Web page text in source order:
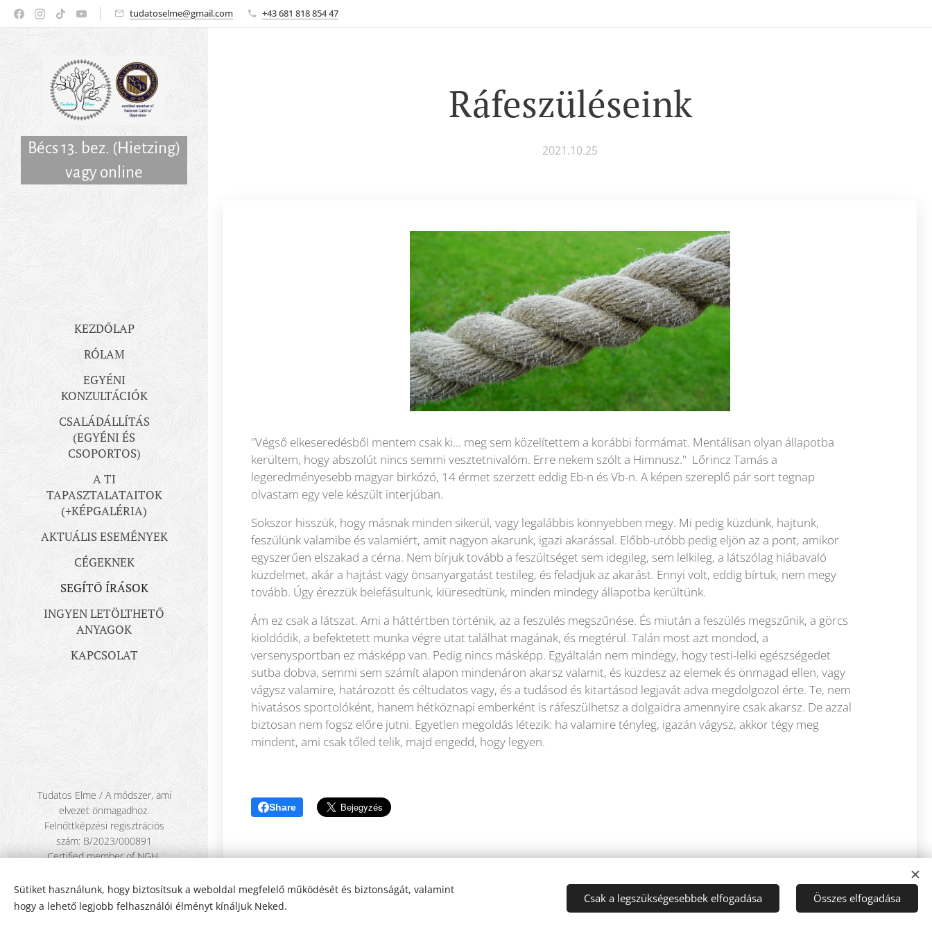
tudatoselme@gmail.com +43 681 818 854 47
Bécs 13. bez. (Hietzing)
vagy online
KEZDŐLAP
RÓLAM
EGYÉNI
KONZULTÁCIÓK
CSALÁDÁLLÍTÁS
(EGYÉNI ÉS
CSOPORTOS)
A TI
TAPASZTALATAITOK
(+KÉPGALÉRIA)
AKTUÁLIS ESEMÉNYEK
CÉGEKNEK
SEGÍTŐ ÍRÁSOK
INGYEN LETÖLTHETŐ
ANYAGOK
KAPCSOLAT
Ráfeszüléseink
2021.10.25
"Végső elkeseredésből mentem csak ki... meg sem közelítettem a korábbi formámat. Mentálisan olyan állapotba
kerültem, hogy abszolút nincs semmi vesztetnivalóm. Erre nekem szólt a Himnusz." Lőrincz Tamás a
legeredményesebb magyar birkózó, 14 érmet szerzett eddig Eb-n és Vb-n. A képen szereplő pár sort tegnap
olvastam egy vele készült interjúban.
Sokszor hisszük, hogy másnak minden sikerül, vagy legalábbis könnyebben megy. Mi pedig küzdünk, hajtunk,
feszülünk valamibe és valamiért, amit nagyon akarunk, igazi akarással. Előbb-utóbb pedig eljön az a pont, amikor
egyszerűen elszakad a cérna. Nem bírjuk tovább a feszültséget sem idegileg, sem lelkileg, a látszólag hiábavaló
küzdelmet, akár a hajtást vagy önsanyargatást testileg, és feladjuk az akarást. Ennyi volt, eddig bírtuk, nem megy
tovább. Úgy érezzük belefásultunk, kiüresedtünk, minden mindegy állapotba kerültünk.
Ám ez csak a látszat. Ami a háttértben történik, az a feszülés megszűnése. És miután a feszülés megszűnik, a görcs
kioldódik, a befektetett munka végre utat találhat magának, és megtérül. Talán most azt mondod, a
versenysportban ez másképp van. Pedig nincs másképp. Egyáltalán nem mindegy, hogy testi-lelki egészségedet
sutba dobva, semmi sem számít alapon mindenáron akarsz valamit, és küzdesz az elemek és önmagad ellen, vagy
vágysz valamire, határozott és céltudatos vagy, és a tudásod és kitartásod legjavát adva megdolgozol érte. Te, nem
hivatásos sportolóként, hanem hétköznapi emberként is ráfeszülhetsz a dolgaidra amennyire csak akarsz. De azzal
biztosan nem fogsz előre jutni. Egyetlen megoldás létezik: ha valamire tényleg, igazán vágysz, akkor tégy meg
mindent, ami csak tőled telik, majd engedd, hogy legyen.
Share
Tudatos Elme / A módszer, ami
elvezet önmagadhoz.
Felnőttképzési regisztrációs
szám: B/2023/000891
Certified member of NGH
Kapcsolat
Sütik
Sütiket használunk, hogy biztosítsuk a weboldal megfelelő működését és biztonságát, valamint
hogy a lehető legjobb felhasználói élményt kínáljuk Neked.
Csak a legszükségesebbek elfogadása Összes elfogadása